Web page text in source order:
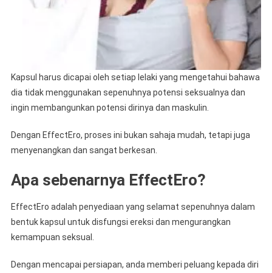
Kapsul harus dicapai oleh setiap lelaki yang mengetahui bahawa
dia tidak menggunakan sepenuhnya potensi seksualnya dan
ingin membangunkan potensi dirinya dan maskulin.
Dengan EffectEro, proses ini bukan sahaja mudah, tetapi juga
menyenangkan dan sangat berkesan.
Apa sebenarnya EffectEro?
EffectEro adalah penyediaan yang selamat sepenuhnya dalam
bentuk kapsul untuk disfungsi ereksi dan mengurangkan
kemampuan seksual.
Dengan mencapai persiapan, anda memberi peluang kepada diri